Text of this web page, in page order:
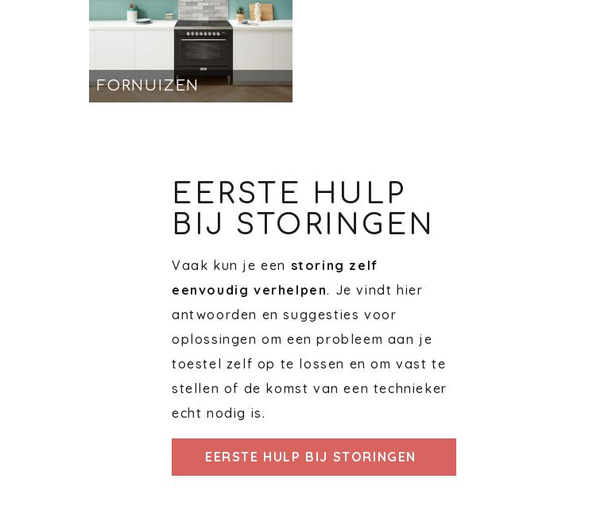
FORNUIZEN
EERSTE HULP
BIJ STORINGEN
Vaak kun je een storing zelf
eenvoudig verhelpen. Je vindt hier
antwoorden en suggesties voor
oplossingen om een probleem aan je
toestel zelf op te lossen en om vast te
stellen of de komst van een technieker
echt nodig is.
EERSTE HULP BIJ STORINGEN